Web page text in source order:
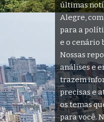
últimas
Alegre,
para a
e o cenário
Nossas
análises e
trazem
precisas e
os temas
para você.